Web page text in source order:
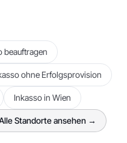
beauftragen
ohne Erfolgsprovision
Inkasso in Wien
Standorte ansehen →